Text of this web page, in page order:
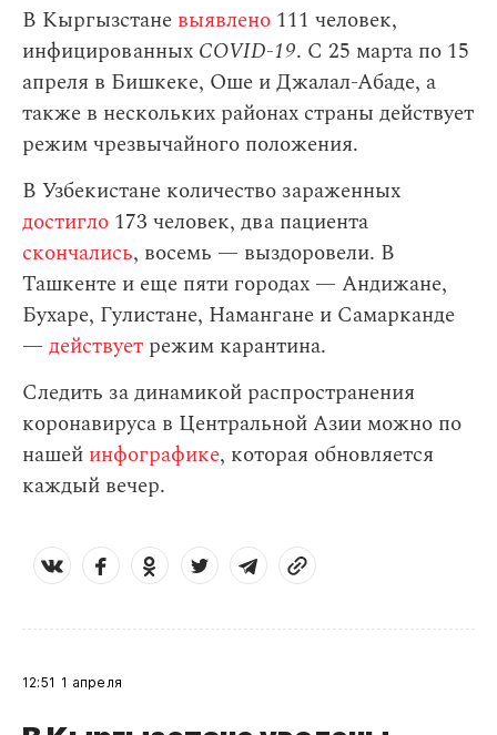
В Кыргызстане выявлено 111 человек,
инфицированных COVID-19. С 25 марта по 15
апреля в Бишкеке, Оше и Джалал-Абаде, а
также в нескольких районах страны действует
режим чрезвычайного положения.
В Узбекистане количество зараженных
достигло 173 человек, два пациента
скончались, восемь — выздоровели. В
Ташкенте и еще пяти городах — Андижане,
Бухаре, Гулистане, Намангане и Самарканде
— действует режим карантина.
Следить за динамикой распространения
коронавируса в Центральной Азии можно по
нашей инфографике, которая обновляется
каждый вечер.
12:51 1 апреля